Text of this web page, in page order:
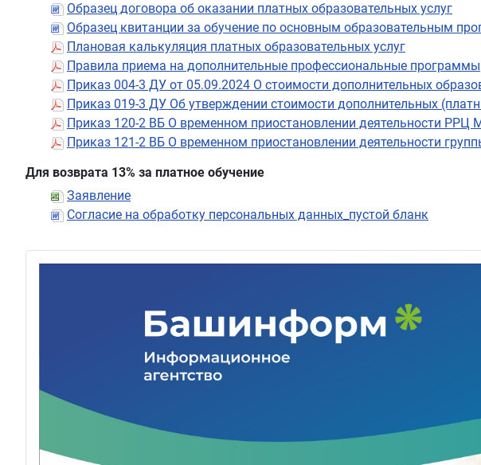
Образец договора об оказании платных образовательных услуг
Образец квитанции за обучение по основным образовательным
Плановая калькуляция платных образовательных услуг
Правила приема на дополнительные профессиональные программы
Приказ 004-3 ДУ от 05.09.2024 О стоимости дополнительных
Приказ 019-3 ДУ Об утверждении стоимости дополнительных
Приказ 120-2 ВБ О временном приостановлении деятельности РРЦ
Приказ 121-2 ВБ О временном приостановлении деятельности
Для возврата 13% за платное обучение
Заявление
Согласие на обработку персональных данных_пустой бланк